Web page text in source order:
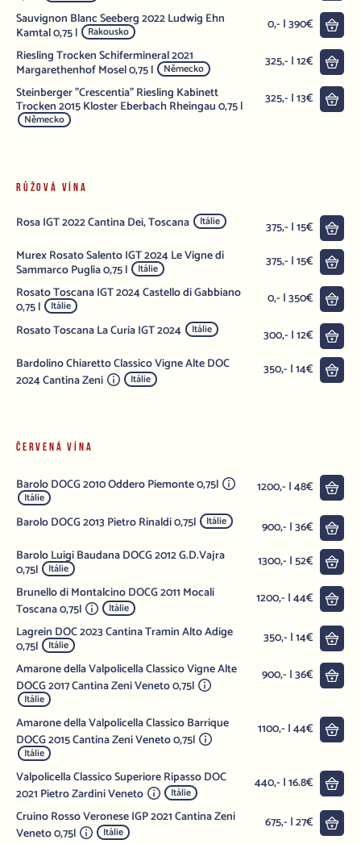
Sauvignon Blanc Seeberg 2022 Ludwig Ehn
Kamtal 0,75 l Rakousko 0,- | 390€
Riesling Trocken Schifermineral 2021
Margarethenhof Mosel 0,75 l Německo 325,- | 12€
Steinberger "Crescentia" Riesling Kabinett
Trocken 2015 Kloster Eberbach Rheingau 0,75 l
Německo
325,- | 13€
RŮŽOVÁ VÍNA
Rosa IGT 2022 Cantina Dei, Toscana Itálie 375,- | 15€
Murex Rosato Salento IGT 2024 Le Vigne di
Sammarco Puglia 0,75 l Itálie 375,- | 15€
Rosato Toscana IGT 2024 Castello di Gabbiano
0,75 l Itálie 0,- | 350€
Rosato Toscana La Curia IGT 2024 Itálie 300,- | 12€
Bardolino Chiaretto Classico Vigne Alte DOC
2024 Cantina Zeni
Itálie
350,- | 14€
ČERVENÁ VÍNA
Barolo DOCG 2010 Oddero Piemonte 0,75l
Itálie
1200,- | 48€
Barolo DOCG 2013 Pietro Rinaldi 0,75l Itálie 900,- | 36€
Barolo Luigi Baudana DOCG 2012 G.D.Vajra
0,75l Itálie 1300,- | 52€
Brunello di Montalcino DOCG 2011 Mocali
Toscana 0,75l
Itálie
1200,- | 44€
Lagrein DOC 2023 Cantina Tramin Alto Adige
0,75l Itálie 350,- | 14€
Amarone della Valpolicella Classico Vigne Alte
DOCG 2017 Cantina Zeni Veneto 0,75l
Itálie
900,- | 36€
Amarone della Valpolicella Classico Barrique
DOCG 2015 Cantina Zeni Veneto 0,75l
Itálie
1100,- | 44€
Valpolicella Classico Superiore Ripasso DOC
2021 Pietro Zardini Veneto
Itálie
440,- | 16.8€
Cruino Rosso Veronese IGP 2021 Cantina Zeni
Veneto 0,75l
Itálie
675,- | 27€